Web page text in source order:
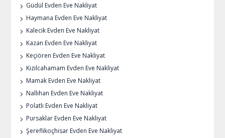
Güdül Evden Eve Nakliyat
Haymana Evden Eve Nakliyat
Kalecik Evden Eve Nakliyat
Kazan Evden Eve Nakliyat
Keçiören Evden Eve Nakliyat
Kızılcahamam Evden Eve Nakliyat
Mamak Evden Eve Nakliyat
Nallıhan Evden Eve Nakliyat
Polatlı Evden Eve Nakliyat
Pursaklar Evden Eve Nakliyat
Şereflikoçhisar Evden Eve Nakliyat